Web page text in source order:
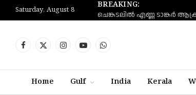
Saturday, August 8
BREAKING:
Facebook
X
InstagramYouTubeWhatsApp
Home Gulf India Kerala